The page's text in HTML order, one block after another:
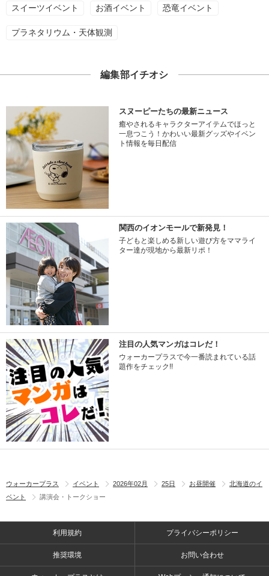
スイーツイベント お酒イベント 恐竜イベント
プラネタリウム・天体観測
編集部イチオシ
スヌーピーたちの最新ニュース
癒やされるキャラクターアイテムでほっと
一息つこう！かわいい最新グッズやイベン
ト情報を毎日配信
関西のイオンモールで新発見！
子どもと楽しめる新しい遊び方をママライ
ター達が現地から最新リポ！
注目の人気マンガはコレだ！
ウォーカープラスで今一番読まれている話
題作をチェック!!
ウォーカープラス イベント 2026年02月 25日 お昼開催
北海道のイ
ベント
講演会・トークショー
利用規約 プライバシーポリシー
推奨環境 お問い合わせ